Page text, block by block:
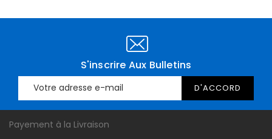
S'inscrire Aux Bulletins
Payement à la Livraison